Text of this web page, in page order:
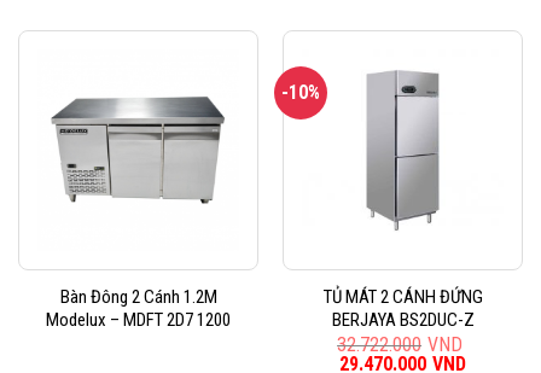
Bàn Đông 2 Cánh 1.2M
Modelux – MDFT 2D7 1200
-10%
TỦ MÁT 2 CÁNH ĐỨNG
BERJAYA BS2DUC-Z
32.722.000 VND
Giá
29.470.000 VND